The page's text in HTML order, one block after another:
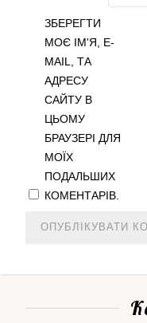
ЗБЕРЕГТИ
МОЄ ІМ'Я, E-
MAIL, ТА
АДРЕСУ
САЙТУ В
ЦЬОМУ
БРАУЗЕРІ ДЛЯ
МОЇХ
ПОДАЛЬШИХ
КОМЕНТАРІВ.